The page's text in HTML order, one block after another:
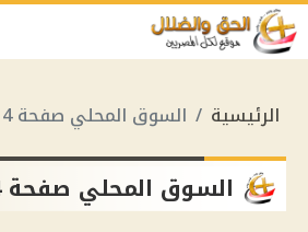
الرئيسية السوق المحلي صفحة 4
السوق المحلي صفحة 4